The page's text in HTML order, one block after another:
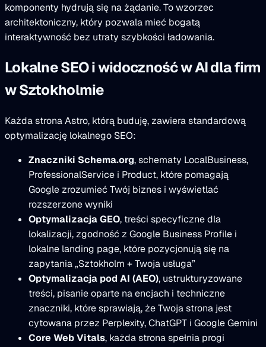
komponenty hydrują się na żądanie. To wzorzec
architektoniczny, który pozwala mieć bogatą
interaktywność bez utraty szybkości ładowania.
Lokalne SEO i widoczność w AI dla firm
w Sztokholmie
Każda strona Astro, którą buduję, zawiera standardową
optymalizację lokalnego SEO:
Znaczniki Schema.org, schematy LocalBusiness,
ProfessionalService i Product, które pomagają
Google zrozumieć Twój biznes i wyświetlać
rozszerzone wyniki
Optymalizacja GEO, treści specyficzne dla
lokalizacji, zgodność z Google Business Profile i
lokalne landing page, które pozycjonują się na
zapytania „Sztokholm + Twoja usługa”
Optymalizacja pod AI (AEO), ustrukturyzowane
treści, pisanie oparte na encjach i techniczne
znaczniki, które sprawiają, że Twoja strona jest
cytowana przez Perplexity, ChatGPT i Google Gemini
Core Web Vitals, każda strona spełnia progi